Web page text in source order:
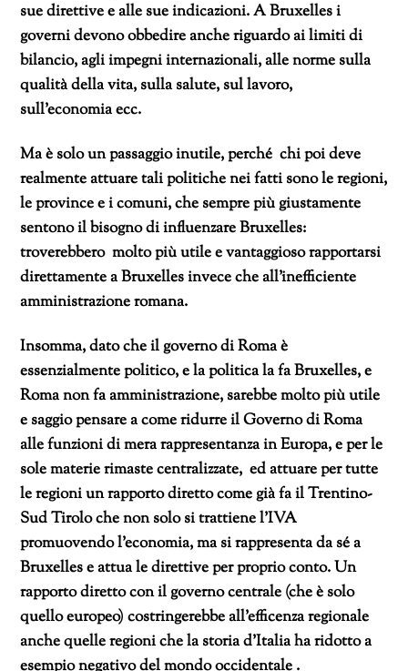
sue direttive e alle sue indicazioni. A Bruxelles i
governi devono obbedire anche riguardo ai limiti di
bilancio, agli impegni internazionali, alle norme sulla
qualità della vita, sulla salute, sul lavoro,
sull’economia ecc.
Ma è solo un passaggio inutile, perché chi poi deve
realmente attuare tali politiche nei fatti sono le regioni,
le province e i comuni, che sempre più giustamente
sentono il bisogno di influenzare Bruxelles:
troverebbero molto più utile e vantaggioso rapportarsi
direttamente a Bruxelles invece che all’inefficiente
amministrazione romana.
Insomma, dato che il governo di Roma è
essenzialmente politico, e la politica la fa Bruxelles, e
Roma non fa amministrazione, sarebbe molto più utile
e saggio pensare a come ridurre il Governo di Roma
alle funzioni di mera rappresentanza in Europa, e per le
sole materie rimaste centralizzate, ed attuare per tutte
le regioni un rapporto diretto come già fa il Trentino-
Sud Tirolo che non solo si trattiene l’IVA
promuovendo l’economia, ma si rappresenta da sé a
Bruxelles e attua le direttive per proprio conto. Un
rapporto diretto con il governo centrale (che è solo
quello europeo) costringerebbe all’efficenza regionale
anche quelle regioni che la storia d’Italia ha ridotto a
esempio negativo del mondo occidentale .